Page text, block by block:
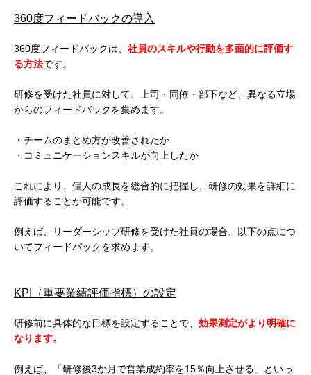
360度フィードバックの導入
360度フィードバックは、 社員のスキルや行動を多面的に評価す
る方法です。
研修を受けた社員に対して、上司・同僚・部下など、異なる立場
からのフィードバックを集めます。
・チームのまとめ方が改善されたか
・コミュニケーションスキルが向上したか
これにより、個人の成長を総合的に把握し、研修の効果を詳細に
評価することが可能です。
例えば、リーダーシップ研修を受けた社員の場合、以下の点につ
いてフィードバックを求めます。
KPI（重要業績評価指標）の設定
研修前に具体的な目標を設定することで、 効果測定がより明確に
なります。
例えば、「研修後3か月で営業成約率を15％向上させる」といっ